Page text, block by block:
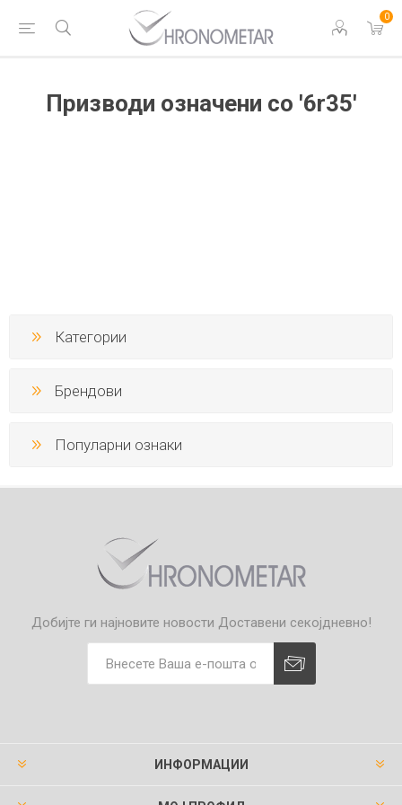
0
Призводи означени со '6r35'
Категории
Брендови
Популарни ознаки
Добијте ги најновите новости Доставени секојдневно!
ИНФОРМАЦИИ